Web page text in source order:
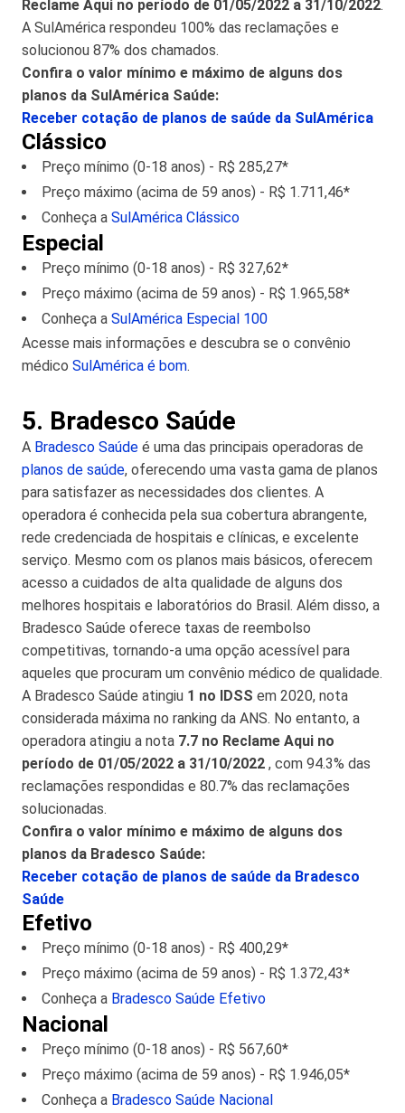
Reclame Aqui no período de 01/05/2022 a 31/10/2022.
A SulAmérica respondeu 100% das reclamações e
solucionou 87% dos chamados.
Confira o valor mínimo e máximo de alguns dos
planos da SulAmérica Saúde:
Receber cotação de planos de saúde da SulAmérica
Clássico
Preço mínimo (0-18 anos) - R$ 285,27*
Preço máximo (acima de 59 anos) - R$ 1.711,46*
Conheça a SulAmérica Clássico
Especial
Preço mínimo (0-18 anos) - R$ 327,62*
Preço máximo (acima de 59 anos) - R$ 1.965,58*
Conheça a SulAmérica Especial 100
Acesse mais informações e descubra se o convênio
médico SulAmérica é bom.
5. Bradesco Saúde
A Bradesco Saúde é uma das principais operadoras de
planos de saúde, oferecendo uma vasta gama de planos
para satisfazer as necessidades dos clientes. A
operadora é conhecida pela sua cobertura abrangente,
rede credenciada de hospitais e clínicas, e excelente
serviço. Mesmo com os planos mais básicos, oferecem
acesso a cuidados de alta qualidade de alguns dos
melhores hospitais e laboratórios do Brasil. Além disso, a
Bradesco Saúde oferece taxas de reembolso
competitivas, tornando-a uma opção acessível para
aqueles que procuram um convênio médico de qualidade.
A Bradesco Saúde atingiu 1 no IDSS em 2020, nota
considerada máxima no ranking da ANS. No entanto, a
operadora atingiu a nota 7.7 no Reclame Aqui no
período de 01/05/2022 a 31/10/2022 , com 94.3% das
reclamações respondidas e 80.7% das reclamações
solucionadas.
Confira o valor mínimo e máximo de alguns dos
planos da Bradesco Saúde:
Receber cotação de planos de saúde da Bradesco
Saúde
Efetivo
Preço mínimo (0-18 anos) - R$ 400,29*
Preço máximo (acima de 59 anos) - R$ 1.372,43*
Conheça a Bradesco Saúde Efetivo
Nacional
Preço mínimo (0-18 anos) - R$ 567,60*
Preço máximo (acima de 59 anos) - R$ 1.946,05*
Conheça a Bradesco Saúde Nacional